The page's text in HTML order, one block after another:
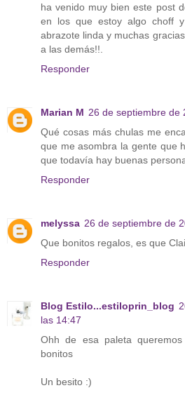
ha venido muy bien este post
en los que estoy algo choff
abrazote linda y muchas
a las demás!!.
Responder
Marian M 26 de septiembre de
Qué cosas más chulas me
que me asombra la gente que
que todavía hay buenas
Responder
melyssa 26 de septiembre de
Que bonitos regalos, es que
Responder
Blog Estilo...estiloprin_blog
las 14:47
Ohh de esa paleta
bonitos
Un besito :)